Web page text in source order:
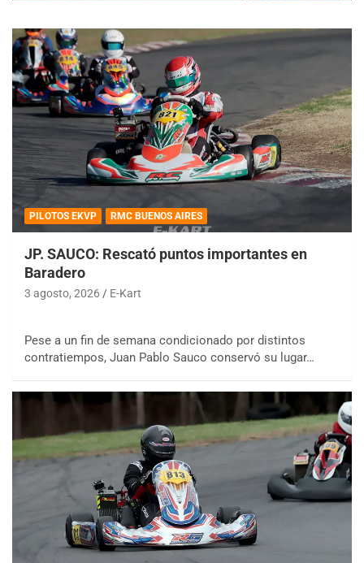
PILOTOS EKVP RMC BUENOS AIRES
JP. SAUCO: Rescató puntos importantes en
Baradero
3 agosto, 2026 E-Kart
Pese a un fin de semana condicionado por distintos
contratiempos, Juan Pablo Sauco conservó su lugar…